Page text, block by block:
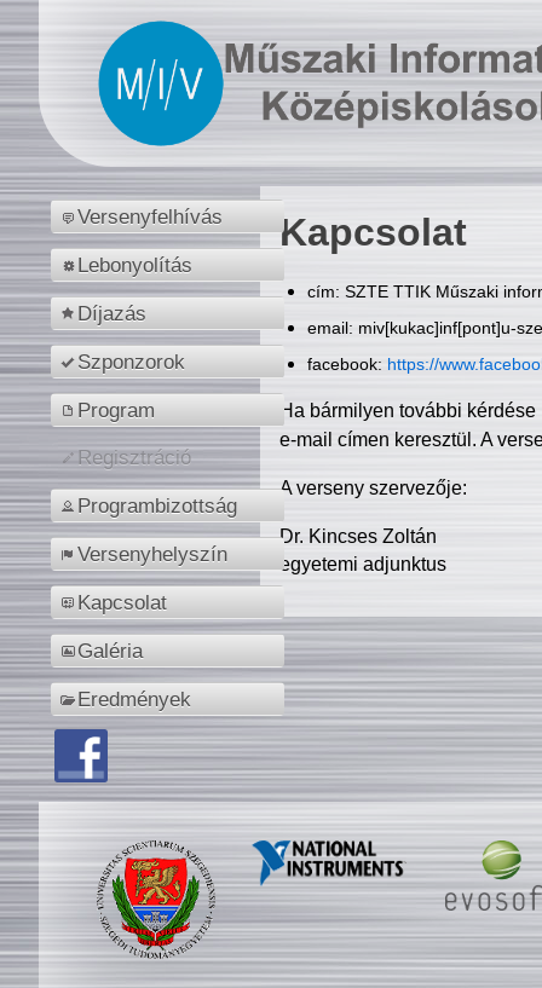
Versenyfelhívás
Lebonyolítás
Díjazás
Szponzorok
Program
Regisztráció
Programbizottság
Versenyhelyszín
Kapcsolat
Galéria
Eredmények
Kapcsolat
cím: SZTE TTIK Műszaki
email: miv[kukac]inf[pont]u-
facebook: https://
Ha bármilyen további
e-mail címen keresztül. A
A verseny szervezője:
Dr. Kincses Zoltán
egyetemi adjunktus